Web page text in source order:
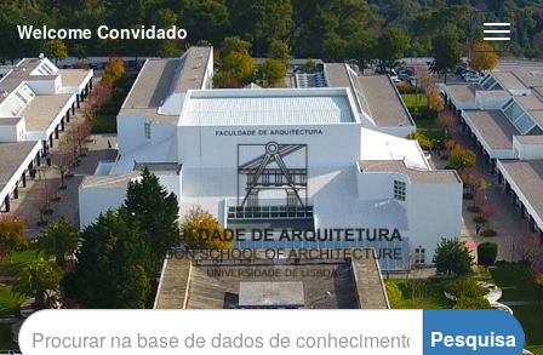
Welcome Convidado
Pesquisa